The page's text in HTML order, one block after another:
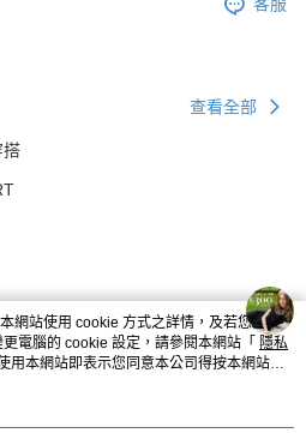
客服
查看全部
搭
網站使用 cookie 方式之詳情，及若您不希
電腦的 cookie 設定，請參閱本網站「 隱私
用本網站即表示您同意本公司得按本網站使